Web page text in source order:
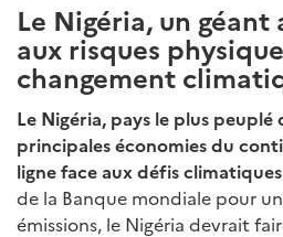
Le Nigéria, un
aux risques
changement
Le Nigéria, pays le plus peuplé
principales économies du
ligne face aux défis
de la Banque mondiale pour
émissions, le Nigéria devrait